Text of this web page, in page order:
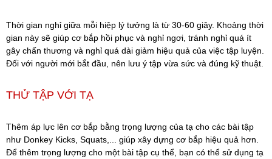
Thời gian nghỉ giữa mỗi hiệp lý tưởng là từ 30-60 giây. Khoảng thời
gian này sẽ giúp cơ bắp hồi phục và nghỉ ngơi, tránh nghỉ quá ít
gây chấn thương và nghỉ quá dài giảm hiệu quả của việc tập luyện.
Đối với người mới bắt đầu, nên lưu ý tập vừa sức và đúng kỹ thuật.
THỬ TẬP VỚI TẠ
Thêm áp lực lên cơ bắp bằng trọng lượng của tạ cho các bài tập
như Donkey Kicks, Squats,... giúp xây dựng cơ bắp hiệu quả hơn.
Để thêm trọng lượng cho một bài tập cụ thể, bạn có thể sử dụng tạ